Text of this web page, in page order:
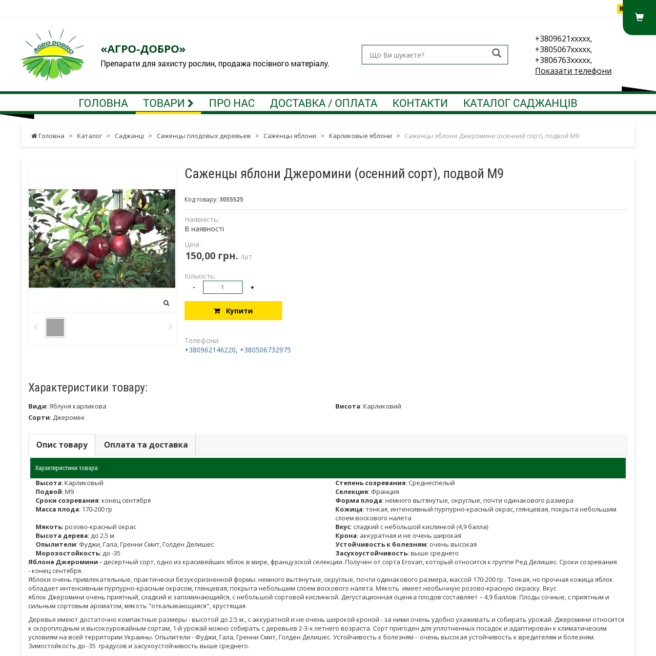
Вхід
«АГРО-ДОБРО»
Препарати для захисту рослин, продажа посівного матеріалу.
+3809621xxxxx,
+3805067xxxxx,
+3806763xxxxx,
Показати телефони
ГОЛОВНА ТОВАРИ ПРО НАС ДОСТАВКА / ОПЛАТА КОНТАКТИ КАТАЛОГ САДЖАНЦІВ
Головна > Каталог > Саджанці > Саженцы плодовых деревьев > Саженцы яблони > Карликовые яблони > Саженцы яблони Джеромини (осенний сорт), подвой М9
Саженцы яблони Джеромини (осенний сорт), подвой М9
Код товару: 3055525
Наявність:
В наявності
Ціна :
150,00 грн. /шт
Кількість:
- +
Купити
Телефони:
+380962146220, +380506732975
Характеристики товару:
Види: Яблуня карликова Висота: Карликовий
Сорти: Джероміні
Опис товару Оплата та доставка
Характеристики товара:
Высота: Карликовый Степень созревания: Среднеспелый
Подвой: М9 Селекция: Франция
Сроки созревания: конец сентября Форма плода: немного вытянутые, округлые, почти одинакового размера
Масса плода: 170-200 гр Кожица: тонкая, интенсивный пурпурно-красный окрас, глянцевая, покрыта небольшим
слоем воскового налета
Мякоть: розово-красный окрас Вкус: сладкий с небольшой кислинкой (4,9 балла)
Высота дерева: до 2.5 м Крона: аккуратная и не очень широкая
Опылители: Фуджи, Гала, Гренни Смит, Голден Делишес Устойчивость к болезням: очень высокая
Морозостойкость: до -35 Засухоустойчивость: выше среднего
Яблоня Джеромини - десертный сорт, одно из красивейших яблок в мире, французской селекции. Получен от сорта Erovan, который относится к группе Ред Делишес. Сроки созревания
-конец сентября.
Яблоки очень привлекательные, практически безукоризненной формы: немного вытянутые, округлые, почти одинакового размера, массой 170-200 гр.. Тонкая, но прочная кожица яблок
обладает интенсивным пурпурно-красным окрасом, глянцевая, покрыта небольшим слоем воскового налета. Мякоть имеет необычную розово-красную окраску. Вкус
яблок Джеромини очень приятный, сладкий и запоминающийся, с небольшой сортовой кислинкой. Дегустационная оценка плодов составляет – 4,9 баллов. Плоды сочные, с приятным и
сильным сортовым ароматом, мякоть "откалывающаяся", хрустящая.
Деревья имеют достаточно компактные размеры - высотой до 2.5 м., с аккуратной и не очень широкой кроной - за ними очень удобно ухаживать и собирать урожай. Джеромини относится
к скороплодным и высокоурожайным сортам, 1-й урожай можно собирать с деревьев 2-3-х летнего возраста. Сорт пригоден для уплотненных посадок и адаптирован к климатическим
условиям на всей территории Украины. Опылители - Фуджи, Гала, Гренни Смит, Голден Делишес. Устойчивость к болезням - очень высокая устойчивость к вредителям и болезням.
Зимостойкость до -35 градусов и засухоустойчивость выше среднего.